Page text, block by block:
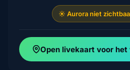
☀️ Aurora niet
Open livekaart voor